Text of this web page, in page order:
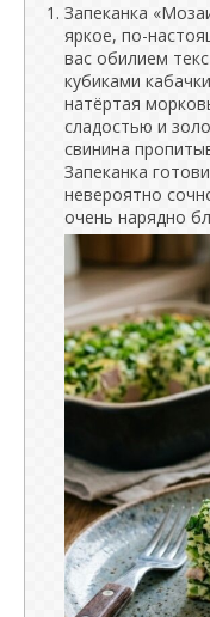
Запеканка
яркое, по-
вас обилием
кубиками
натёртая
сладостью и
свинина
Запеканка
невероятно
очень нарядно